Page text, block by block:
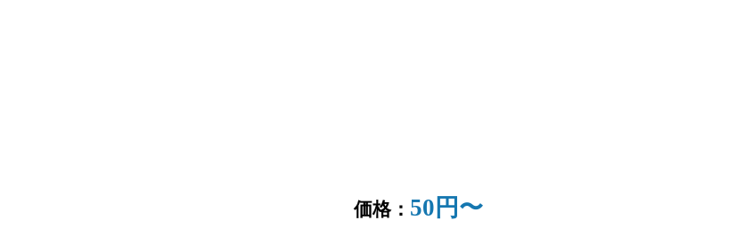
価格： 50円〜